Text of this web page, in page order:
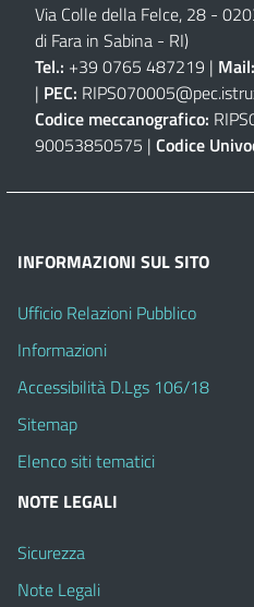
Via Colle della Felce, 28 -
di Fara in Sabina - RI)
Tel.: +39 0765 487219 | Mail:
| PEC:
Codice meccanografico:
90053850575 | Codice
INFORMAZIONI SUL SITO
Ufficio Relazioni Pubblico
Informazioni
Accessibilità D.Lgs 106/18
Sitemap
Elenco siti tematici
NOTE LEGALI
Sicurezza
Note Legali